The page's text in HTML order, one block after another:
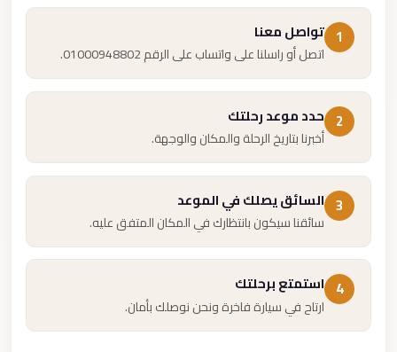
1 تواصل معنا
اتصل أو راسلنا على واتساب على الرقم 01000948802.
2 حدد موعد رحلتك
أخبرنا بتاريخ الرحلة والمكان والوجهة.
3 السائق يصلك في الموعد
سائقنا سيكون بانتظارك في المكان المتفق عليه.
4 استمتع برحلتك
ارتاح في سيارة فاخرة ونحن نوصلك بأمان.